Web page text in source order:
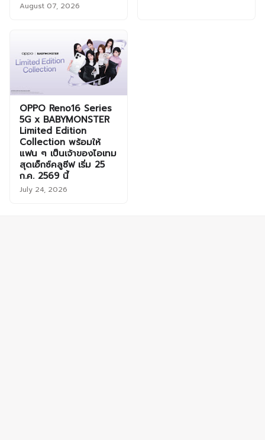
August 07, 2026
OPPO Reno16 Series
5G x BABYMONSTER
Limited Edition
Collection พร้อมให้
แฟน ๆ เป็นเจ้าของไอเทม
สุดเอ็กซ์คลูซีฟ เริ่ม 25
ก.ค. 2569 นี้
July 24, 2026